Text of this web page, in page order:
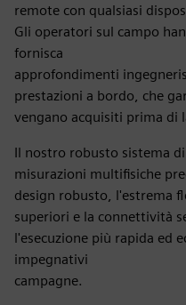
remote con qualsiasi
Gli operatori sul campo
fornisca
approfondimenti
prestazioni a bordo, che
vengano acquisiti prima di
Il nostro robusto sistema
misurazioni multifisiche
design robusto, l'estrema
superiori e la connettività
l'esecuzione più rapida ed
impegnativi
campagne.